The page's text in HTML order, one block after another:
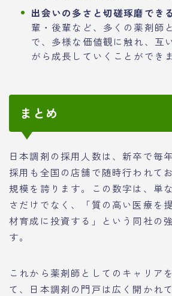
出会いの多さと切磋琢磨でき
輩・後輩など、多くの薬剤師
で、多様な価値観に触れ、互
がら成長していくことができ
まとめ
日本調剤の採用人数は、新卒で毎
採用も全国の店舗で随時行われて
規模を誇ります。この数字は、単
さだけでなく、「質の高い医療を
材育成に投資する」という同社の
す。
これから薬剤師としてのキャリア
て、日本調剤の門戸は広く開かれ